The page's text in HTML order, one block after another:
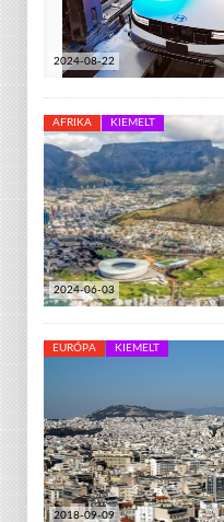
2024-08-22
2024-06-03
AFRIKA KIEMELT
2018-09-09
EURÓPA KIEMELT